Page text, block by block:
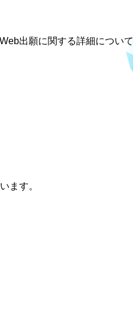
出願に関する詳細について
ます。